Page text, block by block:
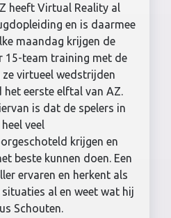
heeft Virtual Reality al
en is daarmee
maandag krijgen de
15-team training met de
ze virtueel wedstrijden
eerste elftal van AZ.
is dat de spelers in
veel
krijgen en
beste kunnen doen. Een
ervaren en herkent als
al en weet wat hij
Schouten.